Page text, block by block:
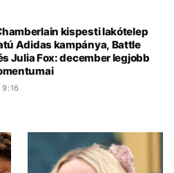
kispesti lakótelep
Adidas kampánya, Battle
Julia Fox: december legjobb
9:16